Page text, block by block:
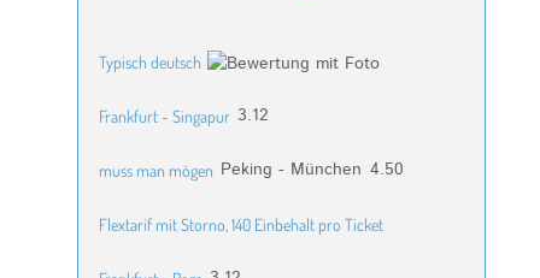
Typisch deutsch
Frankfurt - Singapur 3.12
muss man mögen Peking - München 4.50
Flextarif mit Storno, 140 Einbehalt pro Ticket